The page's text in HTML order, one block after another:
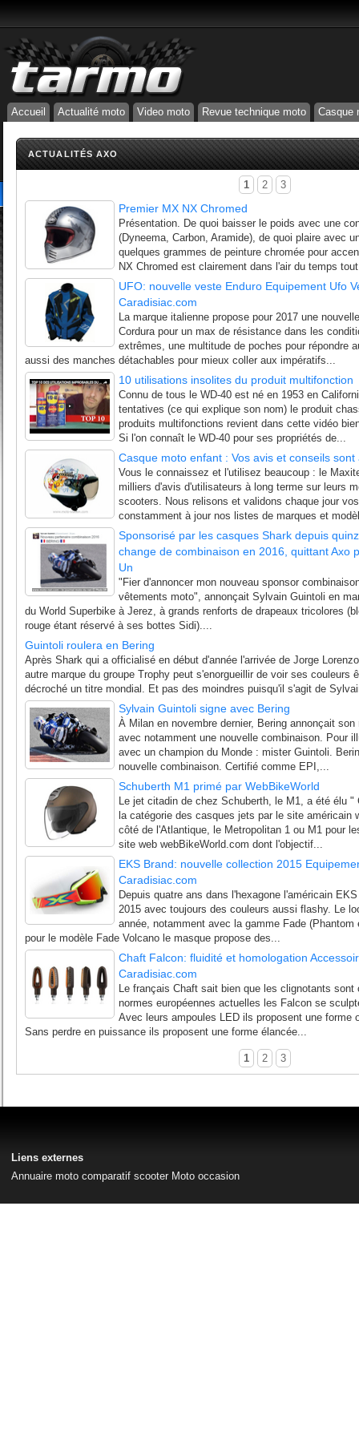
Accueil Actualité moto Video moto Revue technique moto Casque
ACTUALITÉS AXO
1 2 3
Premier MX NX Chromed
Présentation. De quoi baisser le poids avec une
(Dyneema, Carbon, Aramide), de quoi plaire avec
quelques grammes de peinture chromée pour
NX Chromed est clairement dans l'air du temps
UFO: nouvelle veste Enduro Equipement Ufo
Caradisiac.com
La marque italienne propose pour 2017 une
Cordura pour un max de résistance dans les
extrêmes, une multitude de poches pour répondre
aussi des manches détachables pour mieux coller aux impératifs...
10 utilisations insolites du produit multifonction
Connu de tous le WD-40 est né en 1953 en
tentatives (ce qui explique son nom) le produit
produits multifonctions revient dans cette vidéo
Si l'on connaît le WD-40 pour ses propriétés de...
Casque moto enfant : Vos avis et conseils sont
Vous le connaissez et l'utilisez beaucoup : le
milliers d'avis d'utilisateurs à long terme sur leurs
scooters. Nous relisons et validons chaque jour
constamment à jour nos listes de marques et
Sponsorisé par les casques Shark depuis
change de combinaison en 2016, quittant Axo
Un
"Fier d'annoncer mon nouveau sponsor
vêtements moto", annonçait Sylvain Guintoli en
du World Superbike à Jerez, à grands renforts de drapeaux tricolores
rouge étant réservé à ses bottes Sidi)....
Guintoli roulera en Bering
Après Shark qui a officialisé en début d'année l'arrivée de Jorge
autre marque du groupe Trophy peut s'enorgueillir de voir ses couleurs
décroché un titre mondial. Et pas des moindres puisqu'il s'agit de
Sylvain Guintoli signe avec Bering
À Milan en novembre dernier, Bering annonçait
avec notamment une nouvelle combinaison. Pour
avec un champion du Monde : mister Guintoli.
nouvelle combinaison. Certifié comme EPI,...
Schuberth M1 primé par WebBikeWorld
Le jet citadin de chez Schuberth, le M1, a été élu "
la catégorie des casques jets par le site américain
côté de l'Atlantique, le Metropolitan 1 ou M1 pour
site web webBikeWorld.com dont l'objectif...
EKS Brand: nouvelle collection 2015
Caradisiac.com
Depuis quatre ans dans l'hexagone l'américain
2015 avec toujours des couleurs aussi flashy. Le
année, notamment avec la gamme Fade
pour le modèle Fade Volcano le masque propose des...
Chaft Falcon: fluidité et homologation
Caradisiac.com
Le français Chaft sait bien que les clignotants sont
normes européennes actuelles les Falcon se
Avec leurs ampoules LED ils proposent une forme
Sans perdre en puissance ils proposent une forme élancée...
1 2 3
Liens externes
Annuaire moto comparatif scooter Moto occasion